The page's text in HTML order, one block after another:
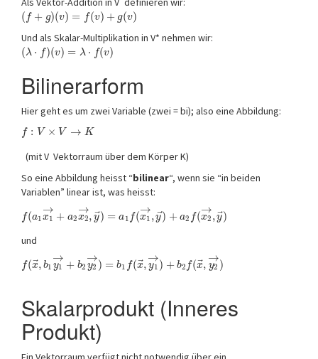
( f + g)(v) = f(v) + g(v)
Und als Skalar-Multiplikation in V* nehmen wir:
(λ ⋅ f)(v) = λ ⋅ f(v)
Bilinerarform
Hier geht es um zwei Variable (zwei = bi); also eine Abbildung:
f : V × V → K
(mit V Vektorraum über dem Körper K)
So eine Abbildung heisst “bilinear“, wenn sie “in beiden
Variablen” linear ist, was heisst:
f(a1x1
→
+ a2x2
→
, y⃗
) = a1 f(x1
→
,y⃗
) + a2 f(x2
→
,y⃗
)
und
f(x⃗, b1 y1
→
+ b2 y2
→
) = b1 f(x⃗, y1
→
) + b2 f(x, y2
→
)
Skalarprodukt (Inneres
Produkt)